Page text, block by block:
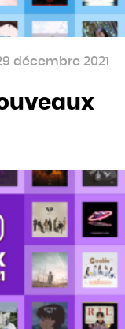
décembre 2021